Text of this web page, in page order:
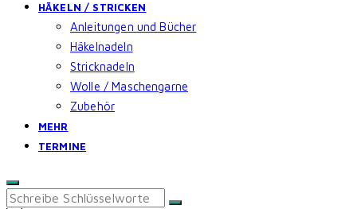
HÄKELN / STRICKEN
Anleitungen und Bücher
Häkelnadeln
Stricknadeln
Wolle / Maschengarne
Zubehör
MEHR
TERMINE
Search